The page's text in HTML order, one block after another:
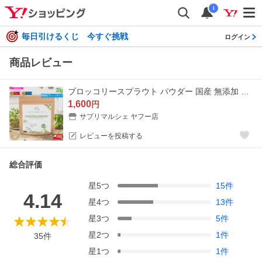
i
毎日引けるくじ 今すぐ挑戦 ログイン
商品レビュー
1,600円
サプリマルシェ ヤフー店
レビューを投稿する
総合評価
4.14
35件
星5つ 15件
星4つ 13件
星3つ 5件
星2つ 1件
星1つ 1件